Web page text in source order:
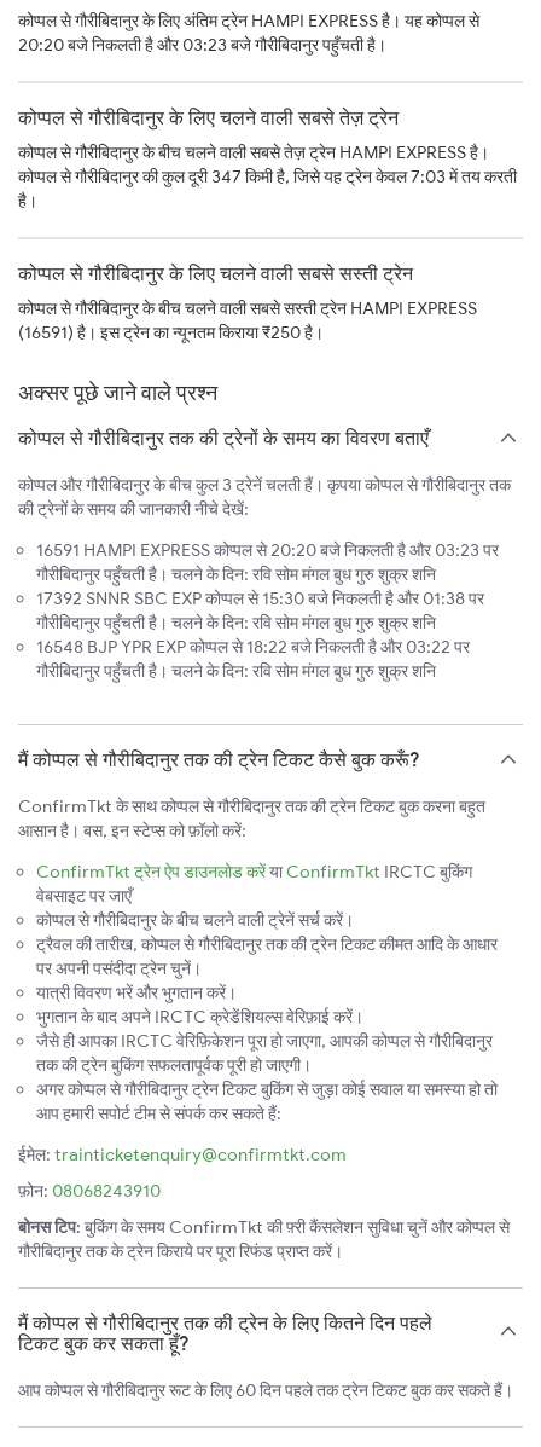
कोप्पल से गौरीबिदानुर के लिए अंतिम ट्रेन HAMPI EXPRESS है। यह कोप्पल से
20:20 बजे निकलती है और 03:23 बजे गौरीबिदानुर पहुँचती है।
कोप्पल से गौरीबिदानुर के लिए चलने वाली सबसे तेज़ ट्रेन
कोप्पल से गौरीबिदानुर के बीच चलने वाली सबसे तेज़ ट्रेन HAMPI EXPRESS है।
कोप्पल से गौरीबिदानुर की कुल दूरी 347 किमी है, जिसे यह ट्रेन केवल 7:03 में तय करती
है।
कोप्पल से गौरीबिदानुर के लिए चलने वाली सबसे सस्ती ट्रेन
कोप्पल से गौरीबिदानुर के बीच चलने वाली सबसे सस्ती ट्रेन HAMPI EXPRESS
(16591) है। इस ट्रेन का न्यूनतम किराया ₹250 है।
अक्सर पूछे जाने वाले प्रश्न
कोप्पल से गौरीबिदानुर तक की ट्रेनों के समय का विवरण बताएँ
कोप्पल और गौरीबिदानुर के बीच कुल 3 ट्रेनें चलती हैं। कृपया कोप्पल से गौरीबिदानुर तक
की ट्रेनों के समय की जानकारी नीचे देखें:
16591 HAMPI EXPRESS कोप्पल से 20:20 बजे निकलती है और 03:23 पर
गौरीबिदानुर पहुँचती है। चलने के दिन: रवि सोम मंगल बुध गुरु शुक्र शनि
17392 SNNR SBC EXP कोप्पल से 15:30 बजे निकलती है और 01:38 पर
गौरीबिदानुर पहुँचती है। चलने के दिन: रवि सोम मंगल बुध गुरु शुक्र शनि
16548 BJP YPR EXP कोप्पल से 18:22 बजे निकलती है और 03:22 पर
गौरीबिदानुर पहुँचती है। चलने के दिन: रवि सोम मंगल बुध गुरु शुक्र शनि
मैं कोप्पल से गौरीबिदानुर तक की ट्रेन टिकट कैसे बुक करूँ?
ConfirmTkt के साथ कोप्पल से गौरीबिदानुर तक की ट्रेन टिकट बुक करना बहुत
आसान है। बस, इन स्टेप्स को फ़ॉलो करें:
ConfirmTkt ट्रेन ऐप डाउनलोड करेंयाConfirmTkt IRCTC बुकिंग
वेबसाइट पर जाएँ
कोप्पल से गौरीबिदानुर के बीच चलने वाली ट्रेनें सर्च करें।
ट्रैवल की तारीख, कोप्पल से गौरीबिदानुर तक की ट्रेन टिकट कीमत आदि के आधार
पर अपनी पसंदीदा ट्रेन चुनें।
यात्री विवरण भरें और भुगतान करें।
भुगतान के बाद अपने IRCTC क्रेडेंशियल्स वेरिफ़ाई करें।
जैसे ही आपका IRCTC वेरिफ़िकेशन पूरा हो जाएगा, आपकी कोप्पल से गौरीबिदानुर
तक की ट्रेन बुकिंग सफलतापूर्वक पूरी हो जाएगी।
अगर कोप्पल से गौरीबिदानुर ट्रेन टिकट बुकिंग से जुड़ा कोई सवाल या समस्या हो तो
आप हमारी सपोर्ट टीम से संपर्क कर सकते हैं:
ईमेल: trainticketenquiry@confirmtkt.com
फ़ोन: 08068243910
बोनस टिप: बुकिंग के समय ConfirmTkt की फ़्री कैंसलेशन सुविधा चुनें और कोप्पल से
गौरीबिदानुर तक के ट्रेन किराये पर पूरा रिफंड प्राप्त करें।
मैं कोप्पल से गौरीबिदानुर तक की ट्रेन के लिए कितने दिन पहले
टिकट बुक कर सकता हूँ?
आप कोप्पल से गौरीबिदानुर रूट के लिए 60 दिन पहले तक ट्रेन टिकट बुक कर सकते हैं।